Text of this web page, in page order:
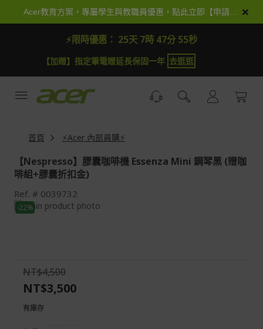
×
⚡限時優惠： 25天 7時 47分 55秒
【加贈】指定筆電贈延長保固一年 去逛逛
首頁 ⚡Acer 內部員購⚡
【Nespresso】膠囊咖啡機 Essenza Mini 鋼琴黑 (贈咖
啡組+膠囊折扣金)
Ref. 0039732
Skip
to
images
gallery
-22%
Skip
the
images
NT$4,500
NT$3,500
有庫存